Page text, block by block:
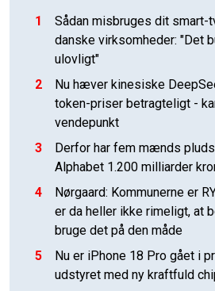
1
Sådan misbruges dit smart-
danske virksomheder: "Det
ulovligt"
2
Nu hæver kinesiske
token-priser betragteligt -
vendepunkt
3
Derfor har fem mænds
Alphabet 1.200 milliarder
4
Nørgaard: Kommunerne er
er da heller ikke rimeligt, at
bruge det på den måde
5
Nu er iPhone 18 Pro gået i
udstyret med ny kraftfuld